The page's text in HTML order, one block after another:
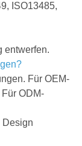
ISO13485,
entwerfen.
Für OEM-
ODM-
Design